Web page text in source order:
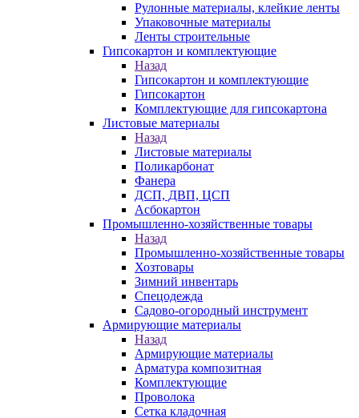
Рулонные материалы, клейкие ленты
Упаковочные материалы
Ленты строительные
Гипсокартон и комплектующие
Назад
Гипсокартон и комплектующие
Гипсокартон
Комплектующие для гипсокартона
Листовые материалы
Назад
Листовые материалы
Поликарбонат
Фанера
ДСП, ДВП, ЦСП
Асбокартон
Промышленно-хозяйственные товары
Назад
Промышленно-хозяйственные товары
Хозтовары
Зимний инвентарь
Спецодежда
Садово-огородный инструмент
Армирующие материалы
Назад
Армирующие материалы
Арматура композитная
Комплектующие
Проволока
Сетка кладочная